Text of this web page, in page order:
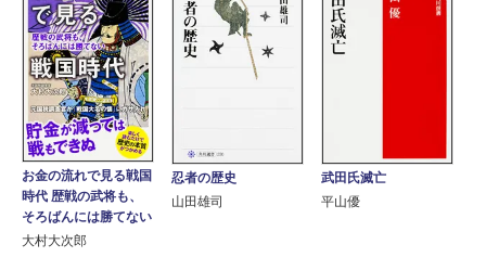
お金の流れで見る戦国
時代 歴戦の武将も、
そろばんには勝てない
大村大次郎
忍者の歴史
山田雄司
武田氏滅亡
平山優